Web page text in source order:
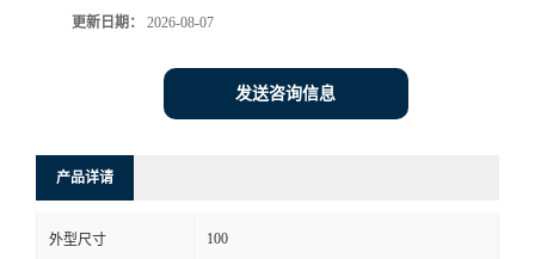
更新日期： 2026-08-07
发送咨询信息
产品详请
外型尺寸 100